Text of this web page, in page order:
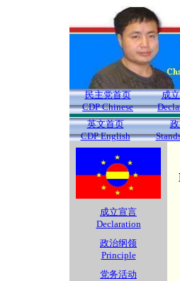
民主党首页
CDP Chinese
成
英文首页
CDP English
成立宣言
Declaration
政治纲领
Principle
党务活动